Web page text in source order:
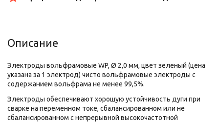
Описание
Электроды вольфрамовые WP, Ø 2,0 мм, цвет зеленый (цена
указана за 1 электрод) чисто вольфрамовые электроды с
содержанием вольфрама не менее 99,5%.
Электроды обеспечивают хорошую устойчивость дуги при
сварке на переменном токе, сбалансированном или не
сбалансированном с непрерывной высокочастотной